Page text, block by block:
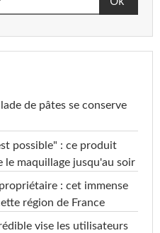
de pâtes se conserve
possible" : ce produit
maquillage jusqu'au soir
: cet immense
région de France
vise les utilisateurs